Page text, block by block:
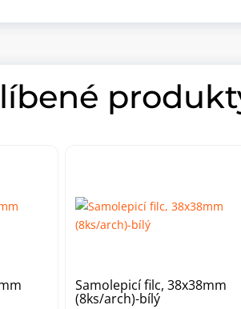
Samolepicí filc, 38x38mm
(8ks/arch)-bílý